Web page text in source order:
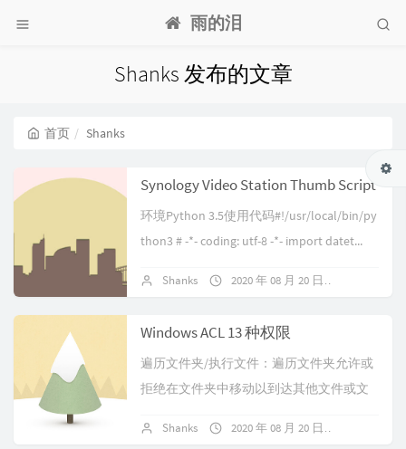
雨的泪
Shanks 发布的文章
首页 Shanks
Synology Video Station Thumb Script
环境Python 3.5使用代码#!/usr/local/bin/py
thon3 # -*- coding: utf-8 -*- import datet...
Shanks 2020 年 08 月 20 日
Windows ACL 13 种权限
遍历文件夹/执行文件：遍历文件夹允许或
拒绝在文件夹中移动以到达其他文件或文
（仅适用于文件夹）。执行文件允许或拒
Shanks 2020 年 08 月 20 日